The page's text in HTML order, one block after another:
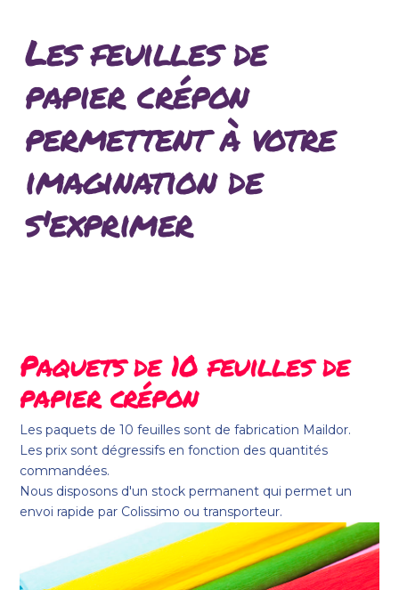
Les feuilles de
papier crépon
permettent à votre
imagination de
s'exprimer
Paquets de 10 feuilles de
papier crépon
Les paquets de 10 feuilles sont de fabrication Maildor.
Les prix sont dégressifs en fonction des quantités
commandées.
Nous disposons d'un stock permanent qui permet un
envoi rapide par Colissimo ou transporteur.